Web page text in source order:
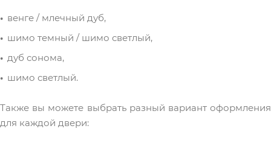
венге / млечный дуб,
шимо темный / шимо светлый,
дуб сонома,
шимо светлый.
Также вы можете выбрать разный вариант оформления
для каждой двери: